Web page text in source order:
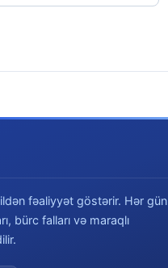
fəaliyyət göstərir. Hər gün
bürc falları və maraqlı